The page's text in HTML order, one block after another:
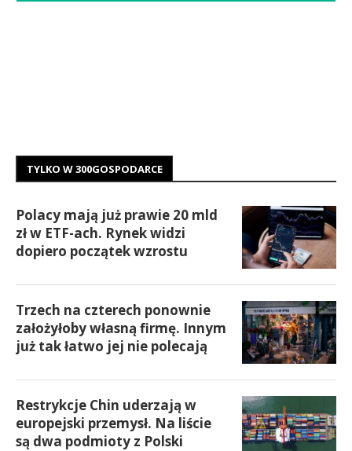
TYLKO W 300GOSPODARCE
Polacy mają już prawie 20 mld
zł w ETF-ach. Rynek widzi
dopiero początek wzrostu
Trzech na czterech ponownie
założyłoby własną firmę. Innym
już tak łatwo jej nie polecają
Restrykcje Chin uderzają w
europejski przemysł. Na liście
są dwa podmioty z Polski